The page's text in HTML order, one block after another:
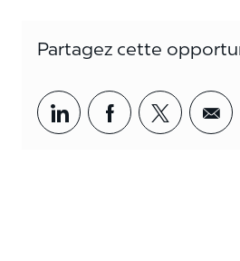
Partagez cette
Partager par LinkedIn
Partager par
<span